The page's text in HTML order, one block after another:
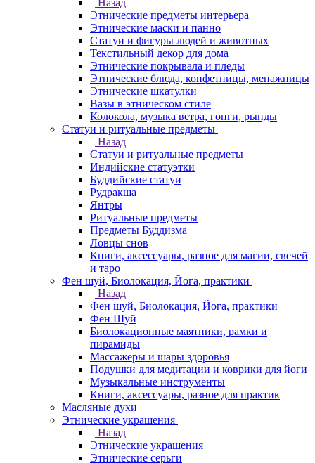
Назад
Этнические предметы интерьера
Этнические маски и панно
Статуи и фигуры людей и животных
Текстильный декор для дома
Этнические покрывала и пледы
Этнические блюда, конфетницы, менажницы
Этнические шкатулки
Вазы в этническом стиле
Колокола, музыка ветра, гонги, рынды
Статуи и ритуальные предметы
Назад
Статуи и ритуальные предметы
Индийские статуэтки
Буддийские статуи
Рудракша
Янтры
Ритуальные предметы
Предметы Буддизма
Ловцы снов
Книги, аксессуары, разное для магии, свечей
и таро
Фен шуй, Биолокация, Йога, практики
Назад
Фен шуй, Биолокация, Йога, практики
Фен Шуй
Биолокационные маятники, рамки и
пирамиды
Массажеры и шары здоровья
Подушки для медитации и коврики для йоги
Музыкальные инструменты
Книги, аксессуары, разное для практик
Масляные духи
Этнические украшения
Назад
Этнические украшения
Этнические серьги